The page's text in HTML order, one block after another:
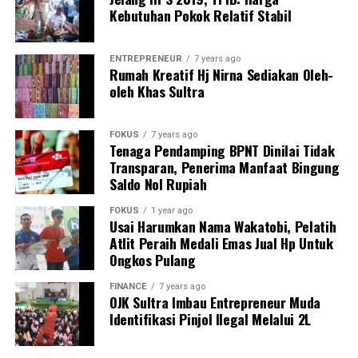
ancaman-ancaman seperti yang disebutkan di berbagai
media itu. Pada faktanya pada tanggal, 18 Juni 2026
klien kami AYP masih berada di rumah tahanan Polsek
Baruga.
” Jadi logikanya, bagaimana mungkin tersangka memiliki
daya untuk berkomunikasi dengan korban. Sehingga,
berdasarkan kejanggalan-kejanggalan tersebut.
Kami menduga keras bahwa pelapor ini yang membuat
skenario dan mengarang cerita sehingga opini publik
mengarah negatif kepada klien kami.” tegas Anjas Arie
Sada.
Laporan : Tam
Post Views: 171
Kebutuhan Pokok Relatif Stabil
ENTREPRENEUR 7 years ago
Rumah Kreatif Hj Nirna Sediakan Oleh-
oleh Khas Sultra
FOKUS 7 years ago
Tenaga Pendamping BPNT Dinilai Tidak
Transparan, Penerima Manfaat Bingung
Saldo Nol Rupiah
FOKUS 1 year ago
Usai Harumkan Nama Wakatobi, Pelatih
Atlit Peraih Medali Emas Jual Hp Untuk
Ongkos Pulang
FINANCE 7 years ago
OJK Sultra Imbau Entrepreneur Muda
Identifikasi Pinjol Ilegal Melalui 2L